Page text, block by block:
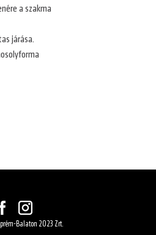
a szakma
járása.
Balaton 2023 Zrt.